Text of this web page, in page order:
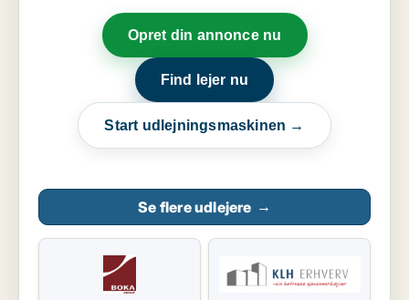
Opret din annonce nu
Find lejer nu
Start udlejningsmaskinen →
Se flere udlejere →